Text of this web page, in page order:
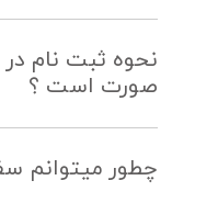
نحوه ثبت نام
صورت است ؟
چطور میتوانم